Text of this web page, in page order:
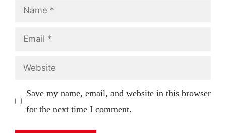
Name
Email
Website
Save my name, email, and website in this browser
for the next time I comment.